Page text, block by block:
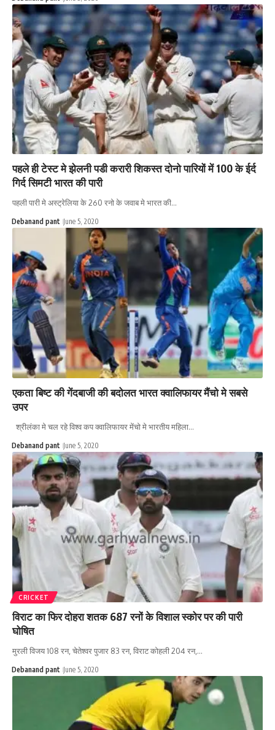
पहले ही टेस्ट मे झेलनी पडी करारी शिकस्त दोनो पारियों में 100 के ईर्द
गिर्द सिमटी भारत की पारी
पहली पारी मे अस्ट्रेलिया के 260 रनो के जवाब मे भारत की…
Debanand pant June 5, 2020
एकता बिष्ट की गेंदबाजी की बदोलत भारत क्वालिफायर मैंचो मे सबसे
उपर
श्रीलंका मे चल रहे विश्व कप क्वालिफायर मेंचो मे भारतीय महिला…
Debanand pant June 5, 2020
CRICKET
विराट का फिर दोहरा शतक 687 रनों के विशाल स्कोर पर की पारी
घोषित
मुरली विजय 108 रन, चेतेश्वर पुजार 83 रन, विराट कोहली 204 रन,…
Debanand pant June 5, 2020